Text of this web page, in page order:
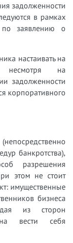
задолженности
в рамках
по заявлению о
настаивать на
несмотря на
задолженности
корпоративного
банкротства),
разрешения
этом не стоит
имущественные
бизнеса
из сторон
вести себя